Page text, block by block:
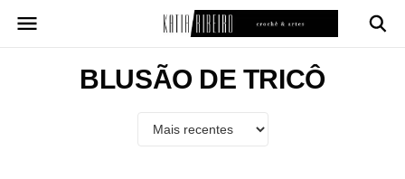
para
BLUSÃO DE TRICÔ